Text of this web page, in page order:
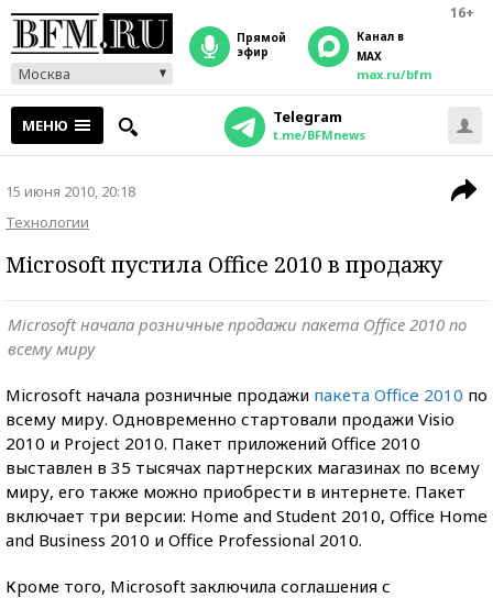
16+
Москва
прямой
эфир
Канал в
MAX
max.ru/bfm
МЕНЮ Telegram
t.me/BFMnews
15 июня 2010, 20:18
Технологии
Microsoft пустила Office 2010 в продажу
Microsoft начала розничные продажи пакета Office 2010 по
всему миру
Microsoft начала розничные продажи пакета Office 2010 по
всему миру. Одновременно стартовали продажи Visio
2010 и Project 2010. Пакет приложений Office 2010
выставлен в 35 тысячах партнерских магазинах по всему
миру, его также можно приобрести в интернете. Пакет
включает три версии: Home and Student 2010, Office Home
and Business 2010 и Office Professional 2010.
Кроме того, Microsoft заключила соглашения с